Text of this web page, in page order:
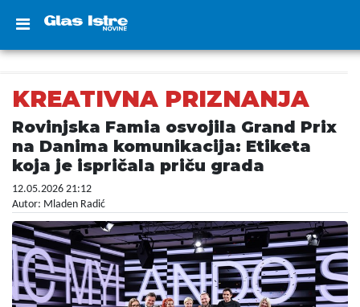
KREATIVNA PRIZNANJA
Rovinjska Famia osvojila Grand Prix
na Danima komunikacija: Etiketa
koja je ispričala priču grada
12.05.2026 21:12
Autor: Mladen Radić